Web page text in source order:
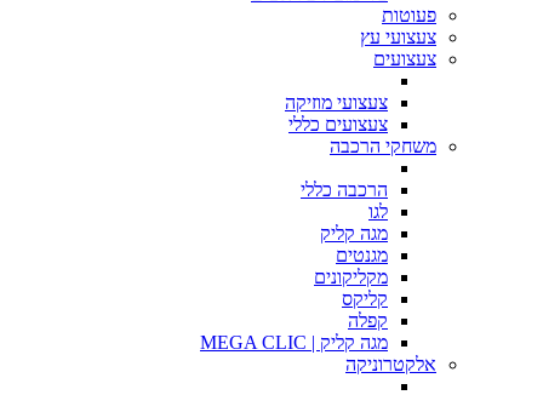
פעוטות
צעצועי עץ
צעצועים
צעצועי מוזיקה
צעצועים כללי
משחקי הרכבה
הרכבה כללי
לגו
מגה קליק
מגנטים
מקליקונים
קליקס
קפלה
מגה קליק | MEGA CLIC
אלקטרוניקה